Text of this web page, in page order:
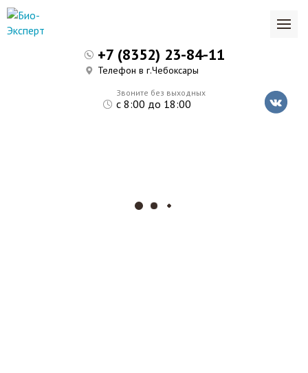
Звоните без выходных
с 8:00 до 18:00
+7 (8352) 23-84-11
Телефон в г.Чебоксары